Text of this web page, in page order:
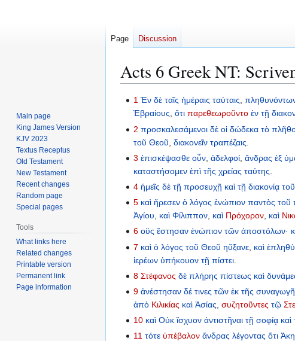
Acts 6 Greek NT:
Jump
navigation
Jump
search
1 Ἐν δὲ ταῖς ἡμέραις ταύταις,
Ἑβραίους,ὅτι παρεθεωροῦντο ἐν τῇ
2 προσκαλεσάμενοι δὲ οἱ δώδεκα τὸ
τοῦ Θεοῦ ,διακονεῖν τραπέζαις
3 ἐπισκέψασθε οὖν ,ἀδελφοί ,ἄνδρας ἐξ
καταστήσομεν ἐπὶ τῆς χρείας ταύτης
4 ἡμεῖς δὲ τῇ προσευχῇ καὶ τῇ διακονίᾳ τοῦ
5 καὶ ἤρεσεν ὁ λόγος ἐνώπιον παντὸς τοῦ
Ἁγίου, καὶ Φίλιππον, καὶ Πρόχορον, καὶ
6 οὓς ἔστησαν ἐνώπιον τῶν ἀποστόλων·
7 καὶ ὁ λόγος τοῦ Θεοῦ ηὔξανε καὶ
ἱερέων ὑπήκουον τῇ πίστει
8 Στέφανος δὲ πλήρης πίστεως καὶ
9 ἀνέστησαν δέ τινες τῶν ἐκ τῆς
ἀπὸ Κιλικίας καὶ Ἀσίας ,συζητοῦντες τῷ
10 καὶ Οὐκ ἴσχυον ἀντιστῆναι τῇ σοφίᾳ καὶ
11 τότε ὑπέβαλον ἄνδρας λέγοντας ὅτι
Page Discussion
Main page
King James Version
KJV 2023
Textus Receptus
Old Testament
New Testament
Recent changes
Random page
Special pages
Tools
What links here
Related changes
Printable version
Permanent link
Page information